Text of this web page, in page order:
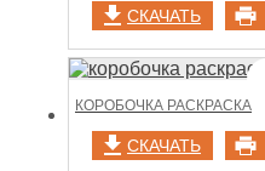
СКАЧАТЬ
КОРОБОЧКА РАСКРАСКА
СКАЧАТЬ